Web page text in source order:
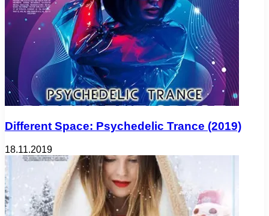
Different Space: Psychedelic Trance (2019)
18.11.2019